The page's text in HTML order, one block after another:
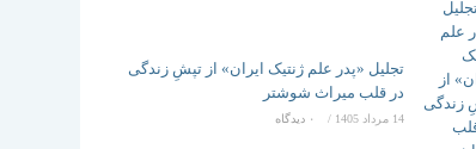
تجلیل «پدر علم ژنتیک ایران» از تپشِ زندگی
در قلب میراث شوشتر
14 مرداد 1405 / ۰ دیدگاه